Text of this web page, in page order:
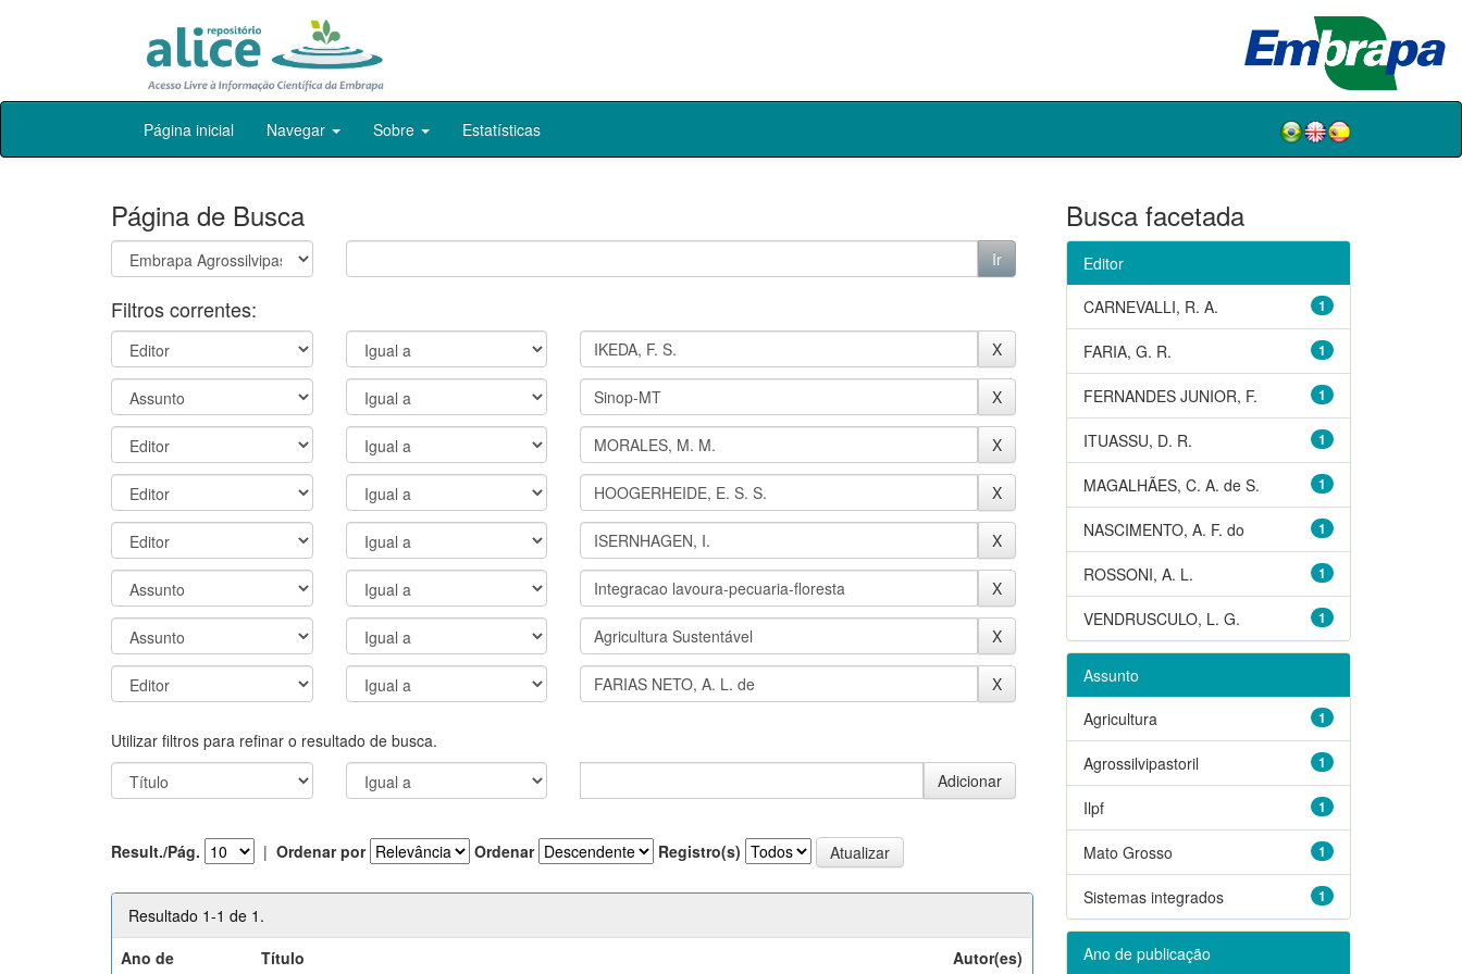
Skip
Página inicial Navegar Sobre Estatísticas
Página de Busca
Filtros correntes:
Utilizar filtros para refinar o resultado de busca.
Result./Pág. | Ordenar por Ordenar Registro(s)
Resultado 1-1 de 1.
Ano de
Título Autor(es)
Busca facetada
Editor
1
CARNEVALLI, R. A.
1
FARIA, G. R.
1
FERNANDES JUNIOR, F.
1
ITUASSU, D. R.
1
MAGALHÃES, C. A. de S.
1
NASCIMENTO, A. F. do
1
ROSSONI, A. L.
1
VENDRUSCULO, L. G.
Assunto
1
Agricultura
1
Agrossilvipastoril
1
Ilpf
1
Mato Grosso
1
Sistemas integrados
Ano de publicação